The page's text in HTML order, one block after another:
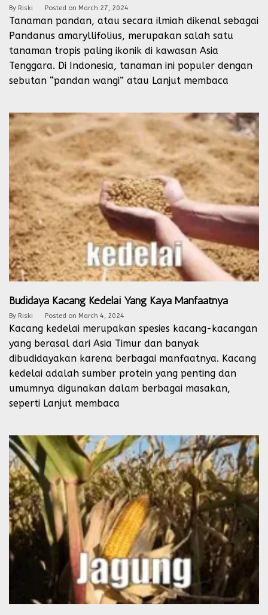
By Riski Posted on March 27, 2024
Tanaman pandan, atau secara ilmiah dikenal sebagai
Pandanus amaryllifolius, merupakan salah satu
tanaman tropis paling ikonik di kawasan Asia
Tenggara. Di Indonesia, tanaman ini populer dengan
sebutan “pandan wangi” atau Lanjut membaca
Budidaya Kacang Kedelai Yang Kaya Manfaatnya
By Riski Posted on March 4, 2024
Kacang kedelai merupakan spesies kacang-kacangan
yang berasal dari Asia Timur dan banyak
dibudidayakan karena berbagai manfaatnya. Kacang
kedelai adalah sumber protein yang penting dan
umumnya digunakan dalam berbagai masakan,
seperti Lanjut membaca